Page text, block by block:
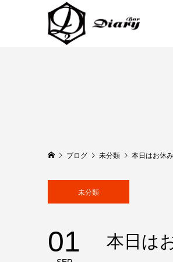
ブログ 未分類 本日はお休
未分類
01 本日は